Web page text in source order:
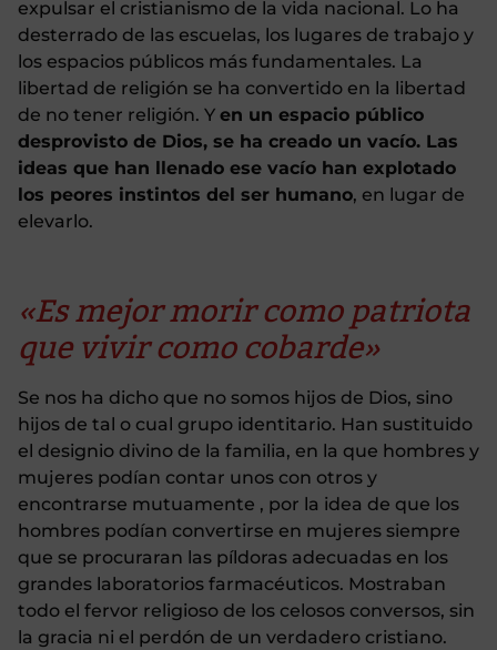
expulsar el cristianismo de la vida nacional. Lo ha
desterrado de las escuelas, los lugares de trabajo y
los espacios públicos más fundamentales. La
libertad de religión se ha convertido en la libertad
de no tener religión. Y en un espacio público
desprovisto de Dios, se ha creado un vacío. Las
ideas que han llenado ese vacío han explotado
los peores instintos del ser humano, en lugar de
elevarlo.
«Es mejor morir como patriota
que vivir como cobarde»
Se nos ha dicho que no somos hijos de Dios, sino
hijos de tal o cual grupo identitario. Han sustituido
el designio divino de la familia, en la que hombres y
mujeres podían contar unos con otros y
encontrarse mutuamente , por la idea de que los
hombres podían convertirse en mujeres siempre
que se procuraran las píldoras adecuadas en los
grandes laboratorios farmacéuticos. Mostraban
todo el fervor religioso de los celosos conversos, sin
la gracia ni el perdón de un verdadero cristiano.